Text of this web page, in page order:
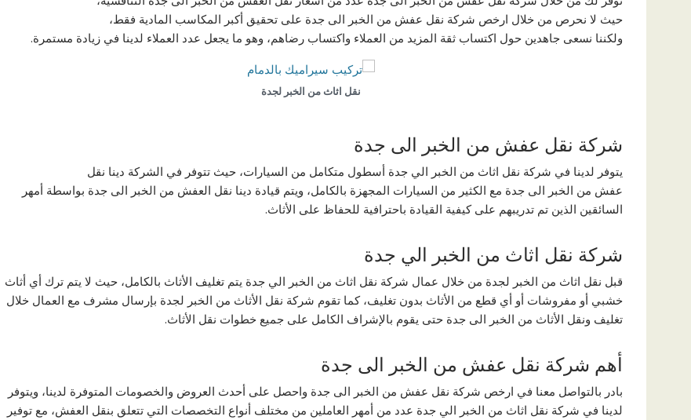
حيث لا نحرص من خلال ارخص شركة نقل عفش من الخبر الى جدة على تحقيق أكبر المكاسب المادية فقط،
ولكننا نسعى جاهدين حول اكتساب ثقة المزيد من العملاء واكتساب رضاهم، وهو ما يجعل عدد العملاء لدينا في زيادة مستمرة.
نقل اثاث من الخبر لجدة
شركة نقل عفش من الخبر الى جدة
يتوفر لدينا في شركة نقل اثاث من الخبر الي جدة أسطول متكامل من السيارات، حيث تتوفر في الشركة دينا نقل
عفش من الخبر الى جدة مع الكثير من السيارات المجهزة بالكامل، ويتم قيادة دينا نقل العفش من الخبر الى جدة بواسطة أمهر
السائقين الذين تم تدريبهم على كيفية القيادة باحترافية للحفاظ على الأثاث.
شركة نقل اثاث من الخبر الي جدة
قبل نقل اثاث من الخبر لجدة من خلال عمال شركة نقل اثاث من الخبر الي جدة يتم تغليف الأثاث بالكامل، حيث لا يتم ترك أي أثاث
خشبي أو مفروشات أو أي قطع من الأثاث بدون تغليف، كما تقوم شركة نقل الأثاث من الخبر لجدة بإرسال مشرف مع العمال خلال
تغليف ونقل الأثاث من الخبر الى جدة حتى يقوم بالإشراف الكامل على جميع خطوات نقل الأثاث.
أهم شركة نقل عفش من الخبر الى جدة
بادر بالتواصل معنا في ارخص شركة نقل عفش من الخبر الى جدة واحصل على أحدث العروض والخصومات المتوفرة لدينا، ويتوفر
لدينا في شركة نقل اثاث من الخبر الي جدة عدد من أمهر العاملين من مختلف أنواع التخصصات التي تتعلق بنقل العفش، مع توفير